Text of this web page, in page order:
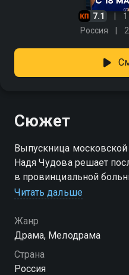
7.1
Россия
Сюжет
Выпускница
Надя Чудова решает
в провинциальной
однажды её спас
на самом деле обладает
болезнь с помощью
феномена, который
юности аварии.
Читать дальше
Жанр
Драма, Мелодрама
Страна
Россия